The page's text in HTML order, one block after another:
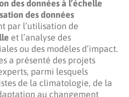
des données à l’échelle
des données
par l’utilisation de
et l’analyse des
ou des modèles d’impact.
a présenté des projets
parmi lesquels
de la climatologie, de la
au changement